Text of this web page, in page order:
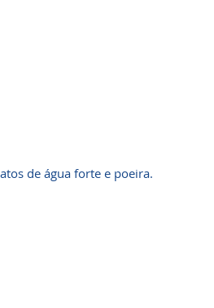
de água forte e poeira.